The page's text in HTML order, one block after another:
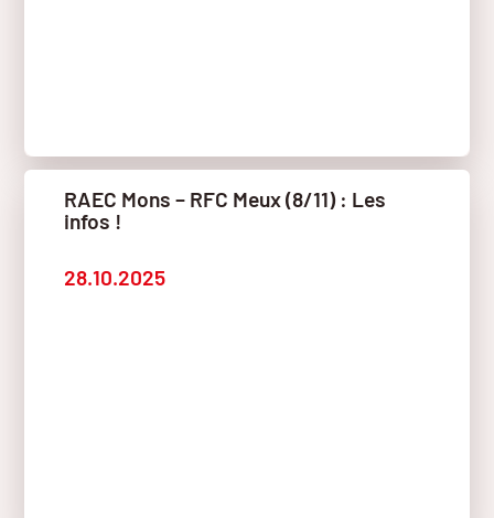
RAEC Mons – RFC Meux (8/11) : Les
infos !
28.10.2025